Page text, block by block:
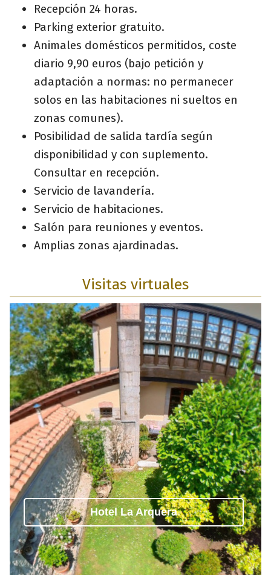
Recepción 24 horas.
Parking exterior gratuito.
Animales domésticos permitidos, coste
diario 9,90 euros (bajo petición y
adaptación a normas: no permanecer
solos en las habitaciones ni sueltos en
zonas comunes).
Posibilidad de salida tardía según
disponibilidad y con suplemento.
Consultar en recepción.
Servicio de lavandería.
Servicio de habitaciones.
Salón para reuniones y eventos.
Amplias zonas ajardinadas.
Visitas virtuales